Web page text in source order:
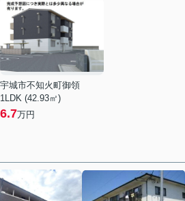
宇城市不知火町御領
1LDK (42.93㎡)
6.7万円